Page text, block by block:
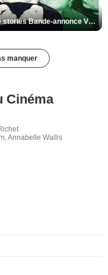
Home stories Bande-annonce VO STFR
manquer
Cinéma
Annabelle Wallis